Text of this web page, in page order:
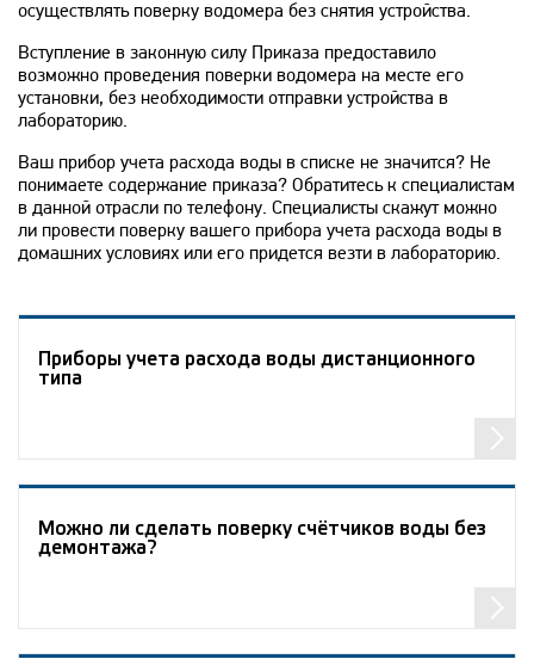
осуществлять поверку водомера без снятия устройства.
Вступление в законную силу Приказа предоставило
возможно проведения поверки водомера на месте его
установки, без необходимости отправки устройства в
лабораторию.
Ваш прибор учета расхода воды в списке не значится? Не
понимаете содержание приказа? Обратитесь к специалистам
в данной отрасли по телефону. Специалисты скажут можно
ли провести поверку вашего прибора учета расхода воды в
домашних условиях или его придется везти в лабораторию.
Приборы учета расхода воды дистанционного
типа
Можно ли сделать поверку счётчиков воды без
демонтажа?